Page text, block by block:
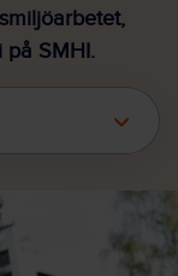
på SMHI.